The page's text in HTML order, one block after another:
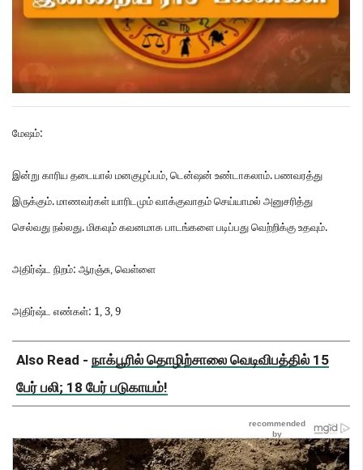
மேஷம்:
இன்று காரிய தடையால் மனகுழப்பம், டென்ஷன் உண்டாகலாம். பணவரத்து
இருக்கும். மாணவர்கள் யாரிடமும் வாக்குவாதம் செய்யாமல் அனுசரித்து
செல்வது நல்லது. மிகவும் கவனமாக பாடங்களை படிப்பது வெற்றிக்கு உதவும்.
அதிர்ஷ்ட நிறம்: ஆரஞ்சு, வெள்ளை
அதிர்ஷ்ட எண்கள்: 1, 3, 9
Also Read - நாக்பூரில் தொழிற்சாலை வெடிவிபத்தில் 15
பேர் பலி; 18 பேர் படுகாயம்!